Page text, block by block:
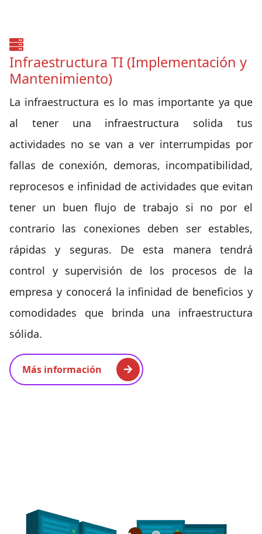
Infraestructura TI (Implementación y
Mantenimiento)
La infraestructura es lo mas importante ya que
al tener una infraestructura solida tus
actividades no se van a ver interrumpidas por
fallas de conexión, demoras, incompatibilidad,
reprocesos e infinidad de actividades que evitan
tener un buen flujo de trabajo si no por el
contrario las conexiones deben ser estables,
rápidas y seguras. De esta manera tendrá
control y supervisión de los procesos de la
empresa y conocerá la infinidad de beneficios y
comodidades que brinda una infraestructura
sólida.
Más información